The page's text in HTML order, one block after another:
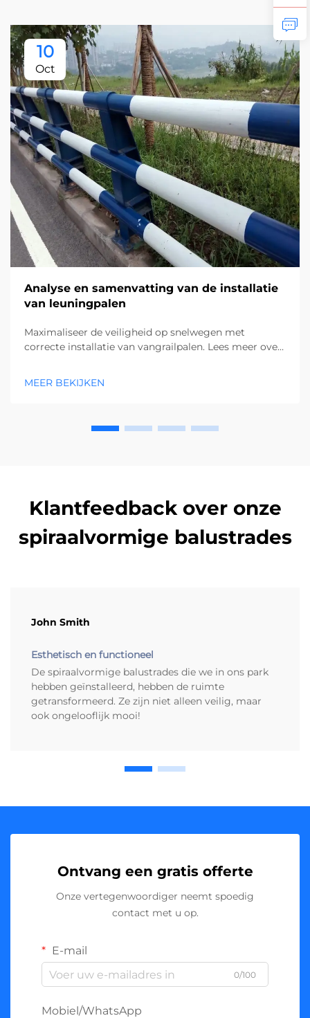
10
Oct
Analyse en samenvatting van de installatie
van leuningpalen
Maximaliseer de veiligheid op snelwegen met
correcte installatie van vangrailpalen. Lees meer over
MEER BEKIJKEN
Klantfeedback over onze
spiraalvormige balustrades
John Smith
Esthetisch en functioneel
De spiraalvormige balustrades die we in ons park
hebben geïnstalleerd, hebben de ruimte
getransformeerd. Ze zijn niet alleen veilig, maar
ook ongelooflijk mooi!
Ontvang een gratis offerte
Onze vertegenwoordiger neemt spoedig
contact met u op.
E-mail
0/100
Mobiel/WhatsApp